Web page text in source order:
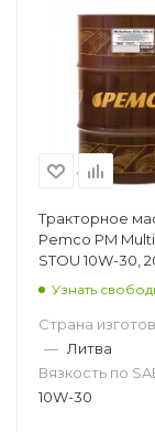
Тракторное
Pemco PM
STOU 10W-30,
Узнать
Страна
— Литва
Вязкость по
10W-30